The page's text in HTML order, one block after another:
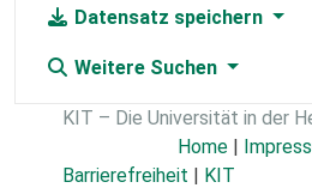
Datensatz speichern
Weitere Suchen
KIT – Die Universität in der
Home |
Barrierefreiheit | KIT